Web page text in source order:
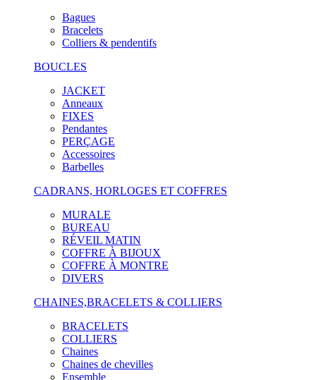
Bagues
Bracelets
Colliers & pendentifs
BOUCLES
JACKET
Anneaux
FIXES
Pendantes
PERÇAGE
Accessoires
Barbelles
CADRANS, HORLOGES ET COFFRES
MURALE
BUREAU
RÉVEIL MATIN
COFFRE À BIJOUX
COFFRE À MONTRE
DIVERS
CHAINES,BRACELETS & COLLIERS
BRACELETS
COLLIERS
Chaines
Chaines de chevilles
Ensemble